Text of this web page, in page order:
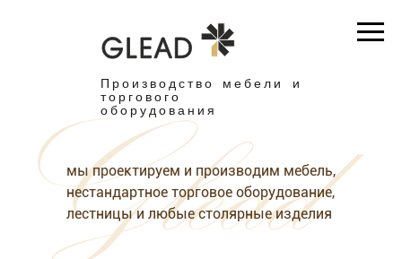
Производство мебели и
торгового
оборудования
мы проектируем и производим мебель,
нестандартное торговое оборудование,
лестницы и любые столярные изделия